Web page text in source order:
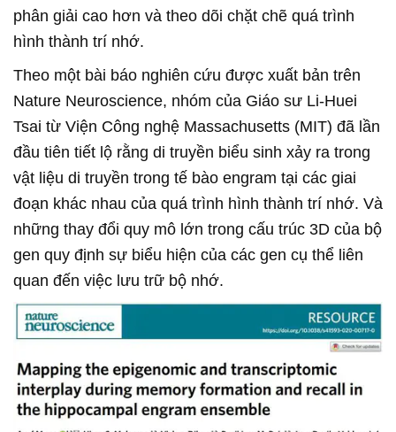
phân giải cao hơn và theo dõi chặt chẽ quá trình
hình thành trí nhớ.
Theo một bài báo nghiên cứu được xuất bản trên
Nature Neuroscience, nhóm của Giáo sư Li-Huei
Tsai từ Viện Công nghệ Massachusetts (MIT) đã lần
đầu tiên tiết lộ rằng di truyền biểu sinh xảy ra trong
vật liệu di truyền trong tế bào engram tại các giai
đoạn khác nhau của quá trình hình thành trí nhớ. Và
những thay đổi quy mô lớn trong cấu trúc 3D của bộ
gen quy định sự biểu hiện của các gen cụ thể liên
quan đến việc lưu trữ bộ nhớ.